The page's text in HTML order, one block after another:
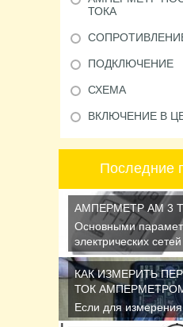
ТОКА
ПОДКЛЮЧЕНИЕ
СХЕМА
ВКЛЮЧЕНИЕ В
Последние
АМПЕРМЕТР АМ 3
Основными
электрических
действующее
КАК ИЗМЕРИТЬ
ТОК
Если для
напряжения Вы